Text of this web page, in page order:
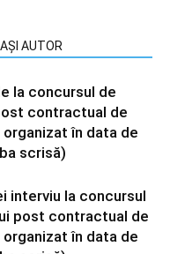
AUTOR
la concursul de
contractual de
în data de
scrisă)
interviu la concursul
post contractual de
în data de